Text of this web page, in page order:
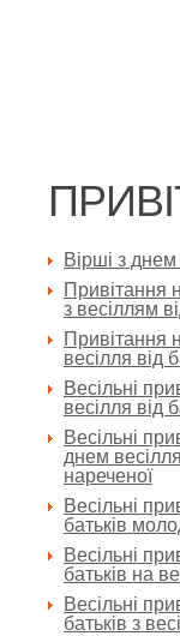
Вірші з днем
Привітання
з весіллям
Привітання
весілля від
Весільні
весілля від
Весільні
днем
нареченої
Весільні
батьків
Весільні
батьків на
Весільні
батьків з